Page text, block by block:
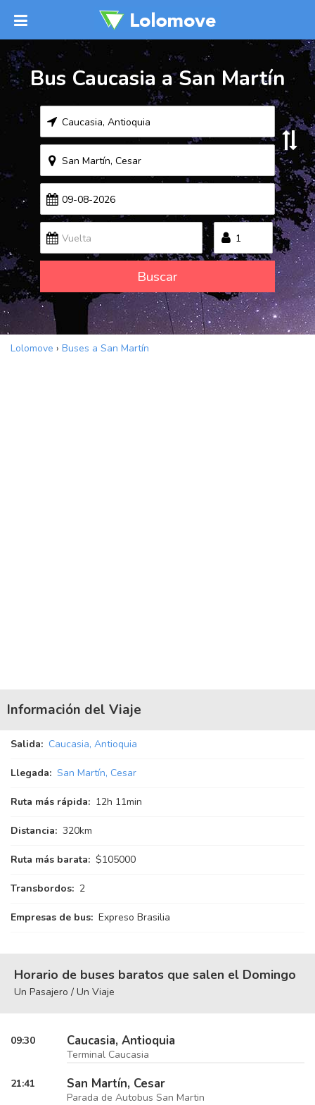
Bus Caucasia a San Martín
Buscar
Lolomove › Buses a San Martín
Información del Viaje
Salida: Caucasia, Antioquia
Llegada: San Martín, Cesar
Ruta más rápida: 12h 11min
Distancia: 320km
Ruta más barata: $105000
Transbordos: 2
Empresas de bus: Expreso Brasilia
Horario de buses baratos que salen el Domingo
Un Pasajero / Un Viaje
09:30 Caucasia, Antioquia
Terminal Caucasia
21:41 San Martín, Cesar
Parada de Autobus San Martin